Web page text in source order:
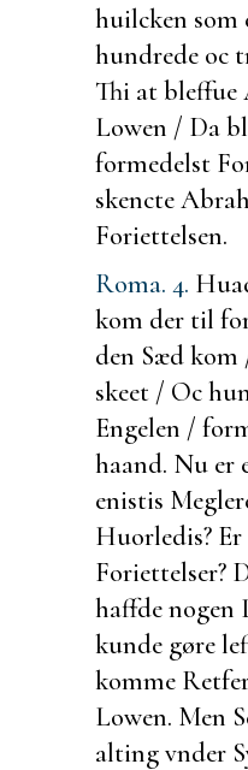
huilcken som
hundrede oc
Thi at
Lowen / Da
formedelst
skencte
Foriettelsen.
Roma. 4.
kom der til
den Sæd kom
skeet / Oc
Engelen /
haand. Nu er
enistis
Huorledis?
Foriettelser?
haffde nogen
kunde gøre
komme
Lowen. Men
alting vnder